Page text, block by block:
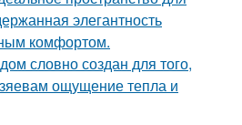
элегантность
комфортом.
словно создан для того,
ощущение тепла и